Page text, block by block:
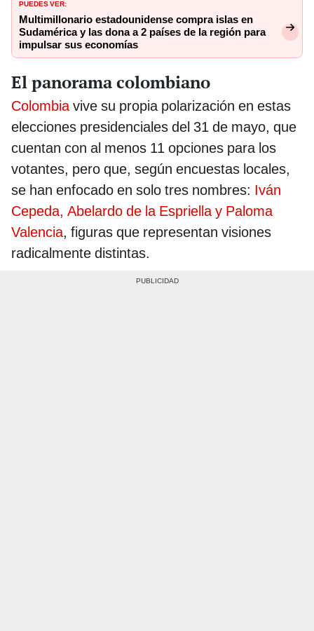
PUEDES VER:
Multimillonario estadounidense compra islas en
Sudamérica y las dona a 2 países de la región para
impulsar sus economías
El panorama colombiano
Colombiavive su propia polarización en estas
elecciones presidenciales del 31 de mayo, que
cuentan con al menos 11 opciones para los
votantes, pero que, según encuestas locales,
se han enfocado en solo tres nombres: Iván
Cepeda, Abelardo de la Espriella y Paloma
Valencia, figuras que representan visiones
radicalmente distintas.